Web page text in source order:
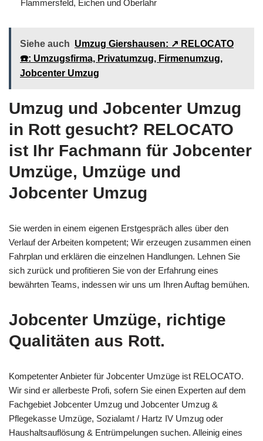
Flammersfeld, Eichen und Oberlahr
Siehe auch Umzug Giershausen: ↗️ RELOCATO
☎️: Umzugsfirma, Privatumzug, Firmenumzug,
Jobcenter Umzug
Umzug und Jobcenter Umzug
in Rott gesucht? RELOCATO
ist Ihr Fachmann für Jobcenter
Umzüge, Umzüge und
Jobcenter Umzug
Sie werden in einem eigenen Erstgespräch alles über den
Verlauf der Arbeiten kompetent; Wir erzeugen zusammen einen
Fahrplan und erklären die einzelnen Handlungen. Lehnen Sie
sich zurück und profitieren Sie von der Erfahrung eines
bewährten Teams, indessen wir uns um Ihren Auftag bemühen.
Jobcenter Umzüge, richtige
Qualitäten aus Rott.
Kompetenter Anbieter für Jobcenter Umzüge ist RELOCATO.
Wir sind er allerbeste Profi, sofern Sie einen Experten auf dem
Fachgebiet Jobcenter Umzug und Jobcenter Umzug &
Pflegekasse Umzüge, Sozialamt / Hartz IV Umzug oder
Haushaltsauflösung & Entrümpelungen suchen. Alleinig eines